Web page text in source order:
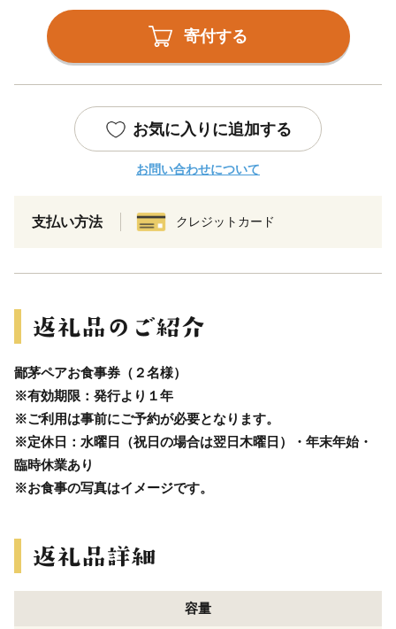
寄付する
お気に入りに追加する
お問い合わせについて
支払い方法 クレジットカード
鄙茅ペアお食事券（２名様）
※有効期限：発行より１年
※ご利用は事前にご予約が必要となります。
※定休日：水曜日（祝日の場合は翌日木曜日）・年末年始・
臨時休業あり
※お食事の写真はイメージです。
容量